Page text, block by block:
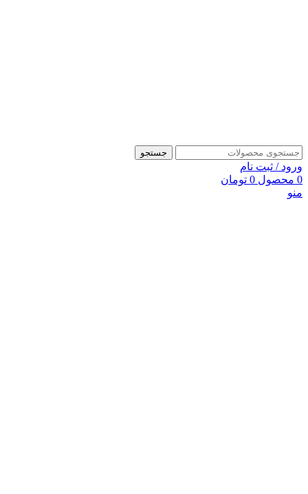
جستجو
ورود / ثبت نام
0 محصول 0 تومان
منو